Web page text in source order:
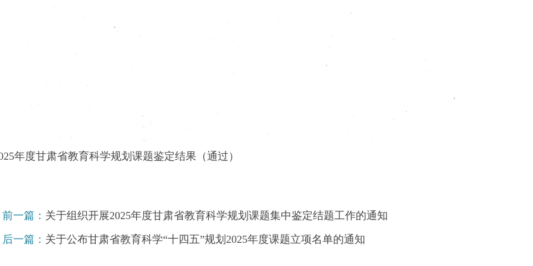
年度甘肃省教育科学规划课题鉴定结果（通过）
前一篇： 关于组织开展2025年度甘肃省教育科学规划课题集中鉴定结题工作的通知
后一篇： 关于公布甘肃省教育科学“十四五”规划2025年度课题立项名单的通知